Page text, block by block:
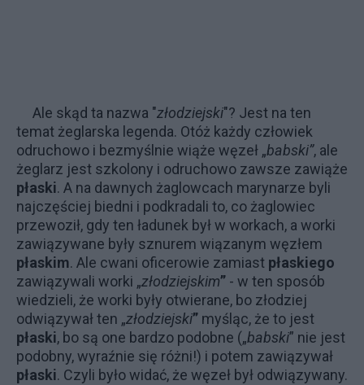
Ale skąd ta nazwa "złodziejski"? Jest na ten
temat żeglarska legenda. Otóż każdy człowiek
odruchowo i bezmyślnie wiąże węzeł „babski”, ale
żeglarz jest szkolony i odruchowo zawsze zawiąże
płaski. A na dawnych żaglowcach marynarze byli
najczęściej biedni i podkradali to, co żaglowiec
przewoził, gdy ten ładunek był w workach, a worki
zawiązywane były sznurem wiązanym węzłem
płaskim. Ale cwani oficerowie zamiast płaskiego
zawiązywali worki „złodziejskim” - w ten sposób
wiedzieli, że worki były otwierane, bo złodziej
odwiązywał ten „złodziejski” myśląc, że to jest
płaski, bo są one bardzo podobne („babski” nie jest
podobny, wyraźnie się różni!) i potem zawiązywał
płaski. Czyli było widać, że węzeł był odwiązywany.